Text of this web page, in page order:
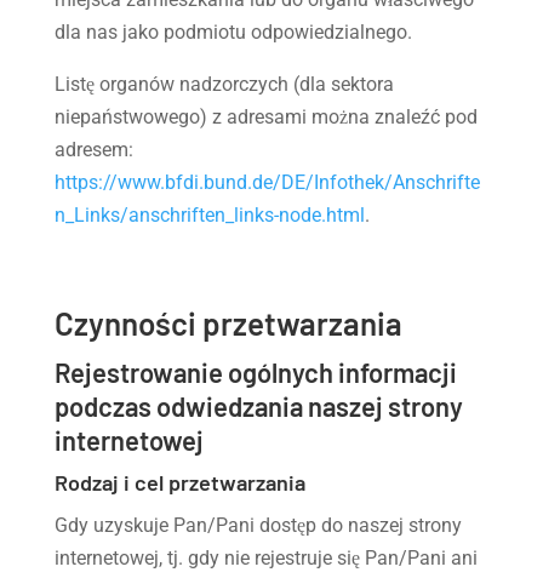
dla nas jako podmiotu odpowiedzialnego.
Listę organów nadzorczych (dla sektora
niepaństwowego) z adresami można znaleźć pod
adresem:
https://www.bfdi.bund.de/DE/Infothek/Anschrifte
n_Links/anschriften_links-node.html.
Czynności przetwarzania
Rejestrowanie ogólnych informacji
podczas odwiedzania naszej strony
internetowej
Rodzaj i cel przetwarzania
Gdy uzyskuje Pan/Pani dostęp do naszej strony
internetowej, tj. gdy nie rejestruje się Pan/Pani ani